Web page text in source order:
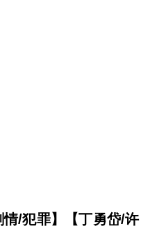
/犯罪】【丁勇岱/许